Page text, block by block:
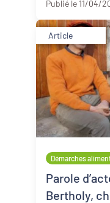
Publié le 11/04/
Article
Démarches
Parole
Bertholy,